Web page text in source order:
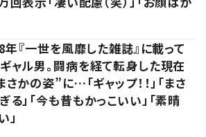
『一世を風靡した雑誌』に載って
ャル男。闘病を経て転身した現在
さかの姿”に…「ギャップ！！」「まさ
る」「今も昔もかっこいい」「素晴
」